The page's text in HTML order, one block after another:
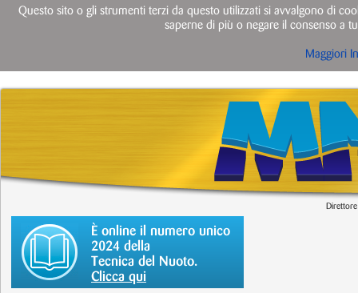
È online il numero unico
2024 della
Tecnica del Nuoto.
Clicca qui
Questo sito o gli strumenti terzi da questo utilizzati si avvalgono di
saperne di più o negare il consenso a
Maggiori